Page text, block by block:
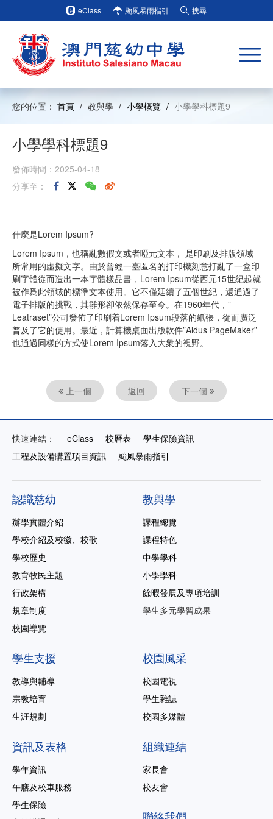
eClass 颱風暴雨指引 搜尋
您的位置： 首頁 / 教與學 / 小學概覽 / 小學學科標題9
小學學科標題9
發佈時間：2025-04-18
分享至：
什麼是Lorem Ipsum?
Lorem Ipsum，也稱亂數假文或者啞元文本， 是印刷及排版領域
所常用的虛擬文字。由於曾經一臺匿名的打印機刻意打亂了一盒印
刷字體從而造出一本字體樣品書，Lorem Ipsum從西元15世紀起就
被作爲此領域的標準文本使用。它不僅延續了五個世紀，還通過了
電子排版的挑戰，其雛形卻依然保存至今。在1960年代，”
Leatraset”公司發佈了印刷着Lorem Ipsum段落的紙張，從而廣泛
普及了它的使用。最近，計算機桌面出版軟件”Aldus PageMaker”
也通過同樣的方式使Lorem Ipsum落入大衆的視野。
上一個 返回 下一個
快速連結： eClass 校曆表
學生保險資訊
工程及設備購置項目資訊
颱風暴雨指引
認識慈幼
辦學實體介紹
學校介紹及校徽、校歌
學校歷史
教育牧民主題
行政架構
規章制度
校園導覽
教與學
課程總覽
課程特色
中學學科
小學學科
餘暇發展及專項培訓
學生多元學習成果
學生支援
教導與輔導
宗教培育
生涯規劃
校園風采
校園電視
學生雜誌
校園多媒體
資訊及表格
學年資訊
午膳及校車服務
學生保險
組織連結
家長會
校友會